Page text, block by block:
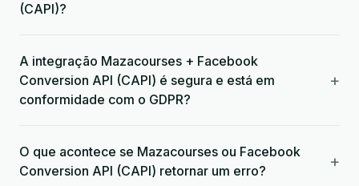
(CAPI)?
A integração Mazacourses + Facebook
Conversion API (CAPI) é segura e está em
conformidade com o GDPR?
+
O que acontece se Mazacourses ou Facebook
Conversion API (CAPI) retornar um erro?
+